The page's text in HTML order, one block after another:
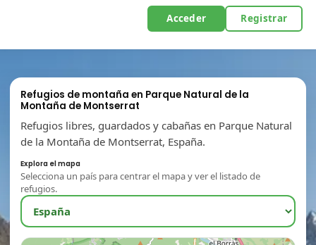
Acceder Registrar
Refugios de montaña en Parque Natural de la
Montaña de Montserrat
Refugios libres, guardados y cabañas en Parque Natural
de la Montaña de Montserrat, España.
Explora el mapa
Selecciona un país para centrar el mapa y ver el listado de
refugios.